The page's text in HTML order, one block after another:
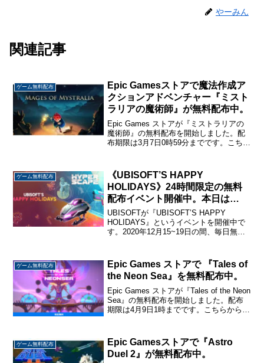
やーみん
関連記事
ゲーム無料配布
Epic Gamesストアで魔法作成ア
クションアドベンチャー『ミスト
ラリアの魔術師』が無料配布中。
Epic Games ストアが『ミストラリアの
魔術師』の無料配布を開始しました。配
布期限は3月7日0時59分までです。こちら
ァンタジー魔法アクションアドベンチャ
ー。魔力...
ゲーム無料配布
《UBISOFT’S HAPPY
HOLIDAYS》24時間限定の無料
配布イベント開催中。本日は
『Hyper Scape ナハリ（パウサ
ーファー）ギフト』を配布。
UBISOFTが『UBISOFT’S HAPPY
HOLIDAYS』というイベントを開催中で
す。2020年12月15~19日の間、毎日無料
ハリ（パウサーファ...
ゲーム無料配布
Epic Games ストアで 『Tales of
the Neon Sea』を無料配布中。
Epic Games ストアが『Tales of the Neon
Sea』の無料配布を開始しました。配布
期限は4月9日1時までです。こちらから入
ゲーム無料配布
Epic Gamesストアで『Astro
Duel 2』が無料配布中。